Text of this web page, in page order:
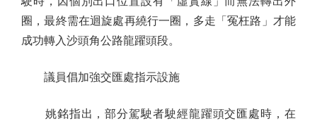
圈，最終需在迴旋處再繞行一圈，多走「冤枉路」才能
成功轉入沙頭角公路龍躍頭段。
議員倡加強交匯處指示設施
姚銘指出，部分駕駛者駛經龍躍頭交匯處時，在